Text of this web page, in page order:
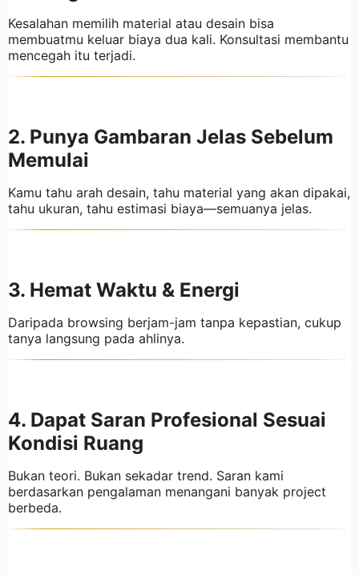
Kesalahan memilih material atau desain bisa
membuatmu keluar biaya dua kali. Konsultasi membantu
mencegah itu terjadi.
2. Punya Gambaran Jelas Sebelum
Memulai
Kamu tahu arah desain, tahu material yang akan dipakai,
tahu ukuran, tahu estimasi biaya—semuanya jelas.
3. Hemat Waktu & Energi
Daripada browsing berjam-jam tanpa kepastian, cukup
tanya langsung pada ahlinya.
4. Dapat Saran Profesional Sesuai
Kondisi Ruang
Bukan teori. Bukan sekadar trend. Saran kami
berdasarkan pengalaman menangani banyak project
berbeda.